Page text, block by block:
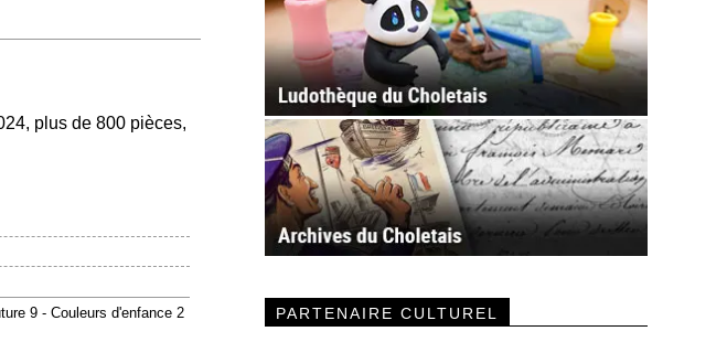
plus de 800 pièces,
9 - Couleurs d'enfance 2
PARTENAIRE CULTUREL